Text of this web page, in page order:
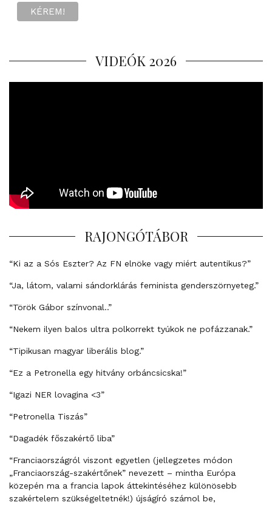
VIDEÓK 2026
RAJONGÓTÁBOR
“Ki az a Sós Eszter? Az FN elnöke vagy miért autentikus?”
“Ja, látom, valami sándorklárás feminista genderszörnyeteg.”
“Török Gábor színvonal..”
“Nekem ilyen balos ultra polkorrekt tyúkok ne pofázzanak.”
“Tipikusan magyar liberális blog.”
“Ez a Petronella egy hitvány orbáncsicska!”
“Igazi NER lovagina <3”
“Petronella Tiszás”
“Dagadék főszakértő liba”
“Franciaországról viszont egyetlen (jellegzetes módon
„Franciaország-szakértőnek” nevezett – mintha Európa
közepén ma a francia lapok áttekintéséhez különösebb
szakértelem szükségeltetnék!) újságíró számol be,